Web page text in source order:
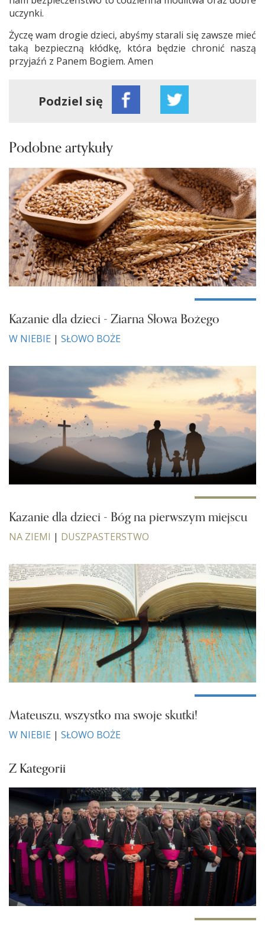
uczynki.
Życzę wam drogie dzieci, abyśmy starali się zawsze mieć
taką bezpieczną kłódkę, która będzie chronić naszą
przyjaźń z Panem Bogiem. Amen
Podziel się
Podobne artykuły
Kazanie dla dzieci - Ziarna Słowa Bożego
W NIEBIE | SŁOWO BOŻE
Kazanie dla dzieci - Bóg na pierwszym miejscu
NA ZIEMI | DUSZPASTERSTWO
Mateuszu, wszystko ma swoje skutki!
W NIEBIE | SŁOWO BOŻE
Z Kategorii